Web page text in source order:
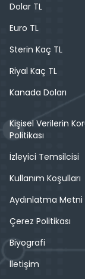
Dolar TL
Euro TL
Sterin Kaç TL
Riyal Kaç TL
Kanada Doları
Kişisel Verilerin
Politikası
İzleyici Temsilcisi
Kullanım Koşulları
Aydınlatma Metni
Çerez Politikası
Biyografi
İletişim